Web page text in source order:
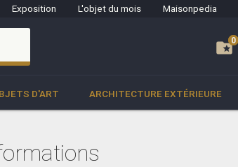
Exposition L'objet du mois Maisonpedia
folder_special0
0
D'ART ARCHITECTURE EXTÉRIEURE